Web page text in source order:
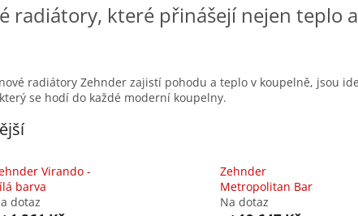
radiátory, které přinášejí nejen teplo
radiátory Zehnder zajistí pohodu a teplo v koupelně, jsou
se hodí do každé moderní koupelny.
Virando -
barva
dotaz
Zehnder
Metropolitan Bar
Na dotaz